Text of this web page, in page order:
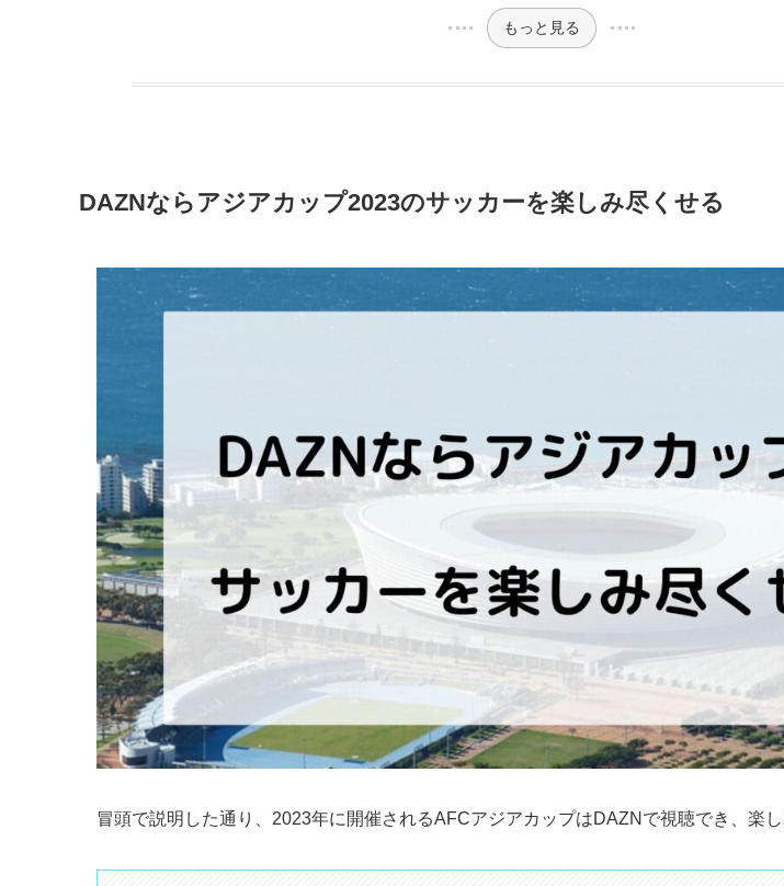
もっと見る
DAZNならアジアカップ2023のサッカーを楽しみ尽くせる
冒頭で説明した通り、2023年に開催されるAFCアジアカップはDAZNで視聴でき、楽し